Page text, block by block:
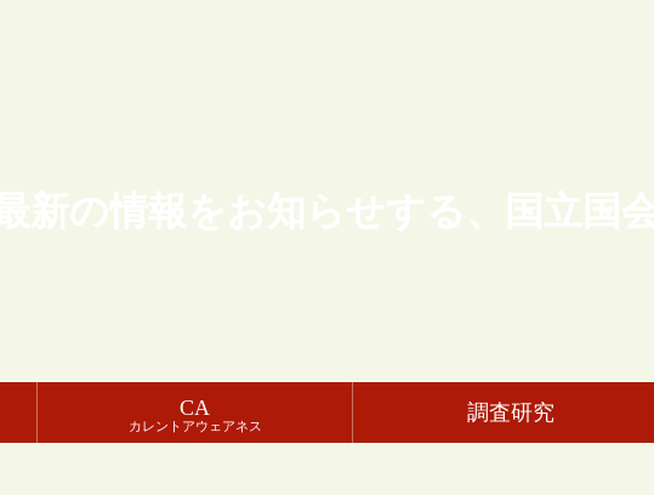
新の情報をお知らせする、国立国
CA
カレントアウェアネス
調査研究